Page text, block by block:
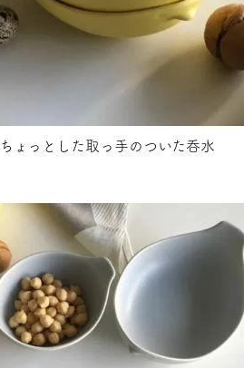
ょっとした取っ手のついた呑水